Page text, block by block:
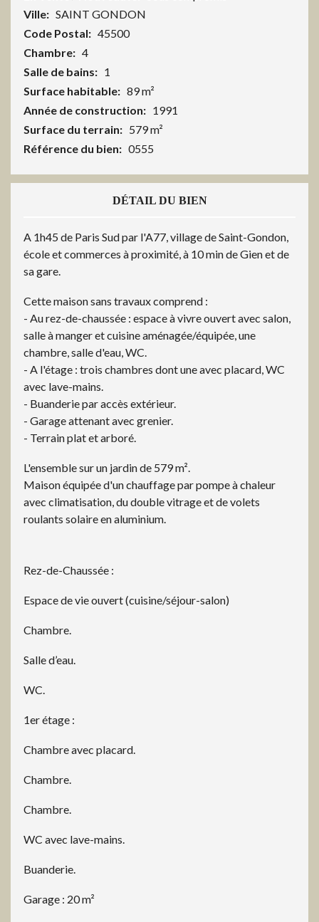
Ville: SAINT GONDON
Code Postal: 45500
Chambre: 4
Salle de bains: 1
Surface habitable: 89 m²
Année de construction: 1991
Surface du terrain: 579 m²
Référence du bien: 0555
DÉTAIL DU BIEN
A 1h45 de Paris Sud par l'A77, village de Saint-Gondon,
école et commerces à proximité, à 10 min de Gien et de
sa gare.
Cette maison sans travaux comprend :
- Au rez-de-chaussée : espace à vivre ouvert avec salon,
salle à manger et cuisine aménagée/équipée, une
chambre, salle d'eau, WC.
- A l'étage : trois chambres dont une avec placard, WC
avec lave-mains.
- Buanderie par accès extérieur.
- Garage attenant avec grenier.
- Terrain plat et arboré.
L'ensemble sur un jardin de 579 m².
Maison équipée d'un chauffage par pompe à chaleur
avec climatisation, du double vitrage et de volets
roulants solaire en aluminium.
Rez-de-Chaussée :
Espace de vie ouvert (cuisine/séjour-salon)
Chambre.
Salle d’eau.
WC.
1er étage :
Chambre avec placard.
Chambre.
Chambre.
WC avec lave-mains.
Buanderie.
Garage : 20 m²